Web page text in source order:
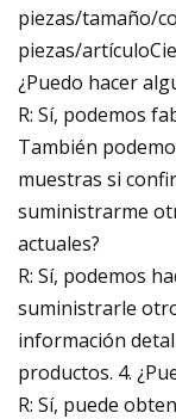
piezas/tamaño/
piezas/
¿Puedo hacer
R: Sí, podemos
También
muestras si
suministrarme
actuales?
R: Sí, podemos
suministrarle
información
productos. 4.
R: Sí, puede